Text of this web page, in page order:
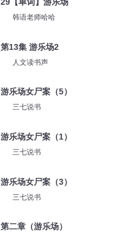
韩语老师哈哈
第13集 游乐场2
人文读书声
游乐场女尸案（5）
三七说书
游乐场女尸案（1）
三七说书
游乐场女尸案（3）
三七说书
第二章（游乐场）